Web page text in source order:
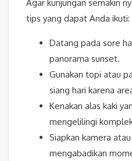
Agar kunjungan semakin
tips yang dapat Anda ikuti:
Datang pada sore
panorama sunset.
Gunakan topi atau
siang hari karena
Kenakan alas kaki
mengelilingi
Siapkan kamera
mengabadikan